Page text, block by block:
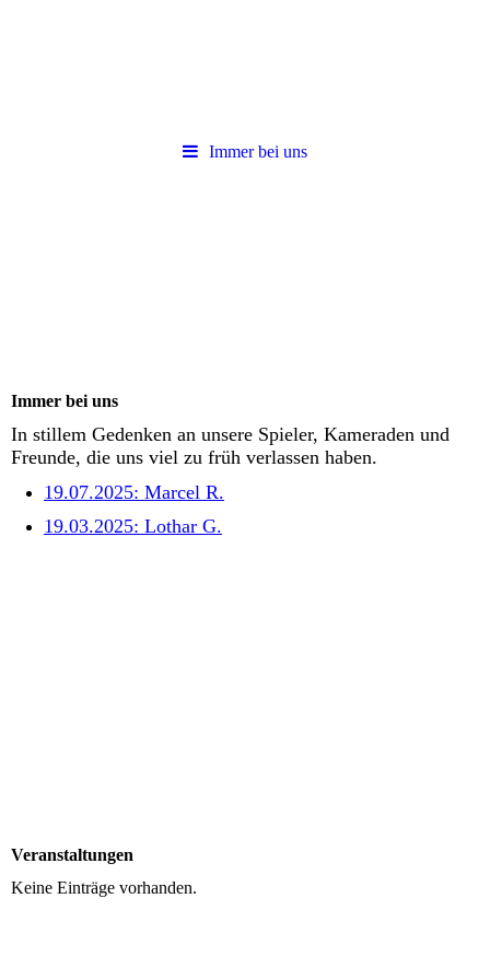
Immer bei uns
Immer bei uns
In stillem Gedenken an unsere Spieler, Kameraden und
Freunde, die uns viel zu früh verlassen haben.
19.07.2025: Marcel R.
19.03.2025: Lothar G.
Veranstaltungen
Keine Einträge vorhanden.